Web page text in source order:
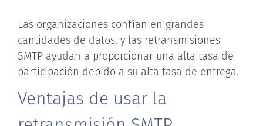
Las organizaciones confían en grandes
cantidades de datos, y las retransmisiones
SMTP ayudan a proporcionar una alta tasa de
participación debido a su alta tasa de entrega.
Ventajas de usar la